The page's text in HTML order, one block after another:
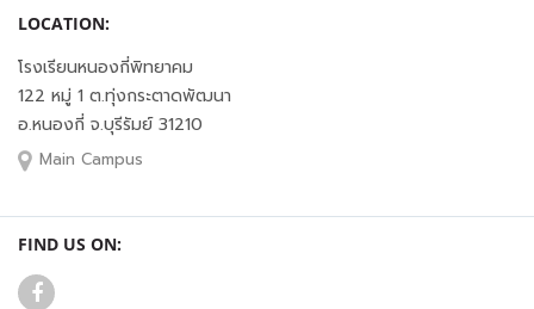
LOCATION:
โรงเรียนหนองกี่พิทยาคม
122 หมู่ 1 ต.ทุ่งกระตาดพัฒนา
อ.หนองกี่ จ.บุรีรัมย์ 31210
Main Campus
FIND US ON: